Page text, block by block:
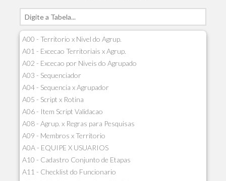
A00 - Territorio x Nivel do Agrup.
A01 - Excecao Territoriais x Agrup.
A02 - Excecao por Niveis do Agrupado
A03 - Sequenciador
A04 - Sequencia x Agrupador
A05 - Script x Rotina
A06 - Item Script Validacao
A08 - Agrup. x Regras para Pesquisas
A09 - Membros x Territorio
A0A - EQUIPE X USUARIOS
A10 - Cadastro Conjunto de Etapas
A11 - Checklist do Funcionario